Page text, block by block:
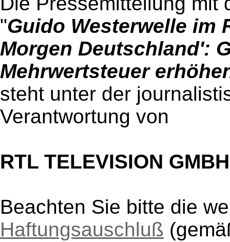
"Guido Westerwelle im
Morgen Deutschland':
Mehrwertsteuer
steht unter der
Verantwortung von
RTL TELEVISION GMBH
Beachten Sie bitte die
Haftungsauschluß